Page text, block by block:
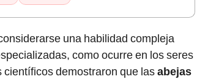
una habilidad compleja
como ocurre en los seres
demostraron que lasabejas